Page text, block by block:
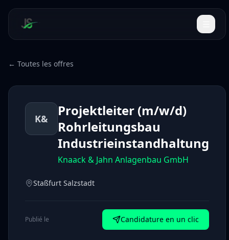
← Toutes les offres
K&
Projektleiter (m/w/d)
Rohrleitungsbau
Industrieinstandhaltung
Knaack & Jahn Anlagenbau GmbH
Staßfurt Salzstadt
Publié le Candidature en un clic